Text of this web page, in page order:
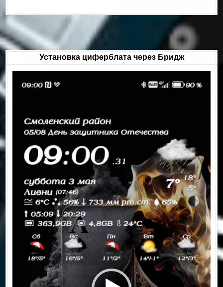
Установка циферблата через Бридж